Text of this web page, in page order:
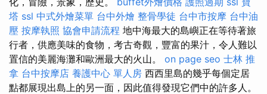
塔 ssl 中式外燴菜單 台中外燴 整骨學徒 台中市按摩 台中油
壓 按摩執照 協會申請流程 地中海最大的島嶼正在等待著旅
行者，供應美味的食物，考古奇觀，豐富的果汁，令人難以
置信的美麗海灘和歐洲最大的火山。 on page seo 士林 推
拿 台中按摩店 養護中心 單人房 西西里島的幾乎每個定居
點都展現出島上的另一面，因此值得發現它們中的許多人。